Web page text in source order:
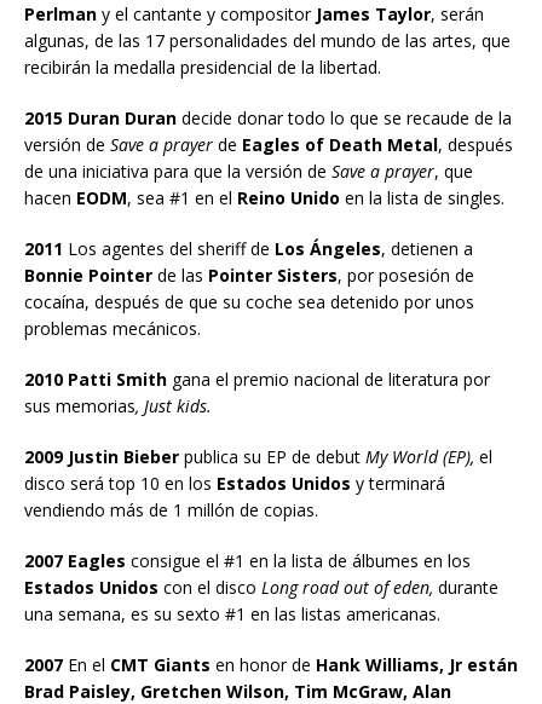
Perlman y el cantante y compositorJames Taylor, serán
algunas, de las 17 personalidades del mundo de las artes, que
recibirán la medalla presidencial de la libertad.
2015 Duran Duran decide donar todo lo que se recaude de la
versión de Save a prayer de Eagles of Death Metal, después
de una iniciativa para que la versión de Save a prayer, que
hacen EODM, sea #1 en el Reino Unido en la lista de singles.
2011 Los agentes del sheriff de Los Ángeles, detienen a
Bonnie Pointer de las Pointer Sisters, por posesión de
cocaína, después de que su coche sea detenido por unos
problemas mecánicos.
2010 Patti Smith gana el premio nacional de literatura por
sus memorias, Just kids.
2009 Justin Bieber publica su EP de debut My World (EP), el
disco será top 10 en los Estados Unidos y terminará
vendiendo más de 1 millón de copias.
2007 Eagles consigue el #1 en la lista de álbumes en los
Estados Unidos con el disco Long road out of eden, durante
una semana, es su sexto #1 en las listas americanas.
2007 En el CMT Giants en honor de Hank Williams, Jr están
Brad Paisley, Gretchen Wilson, Tim McGraw, Alan